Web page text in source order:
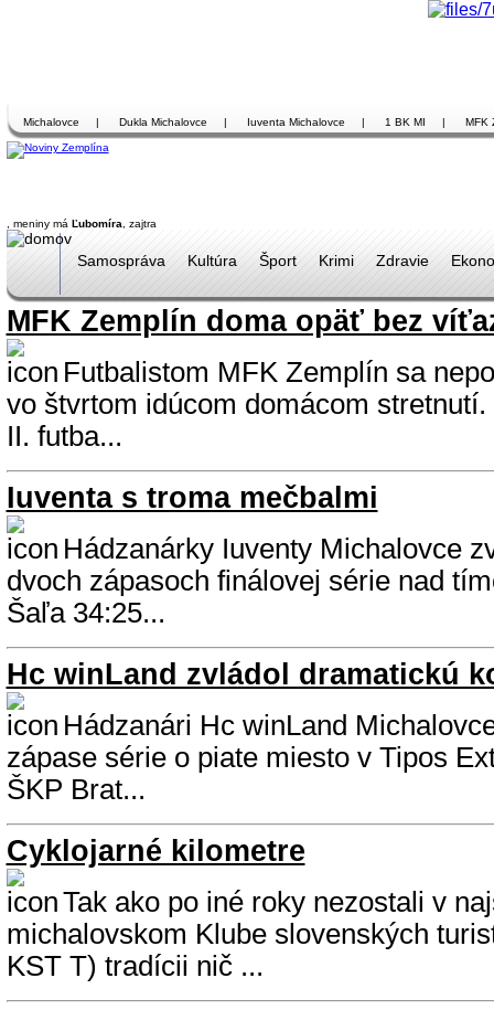
Michalovce | Dukla Michalovce | Iuventa Michalovce | 1 BK MI | MFK
, meniny má Ľubomíra , zajtra
Samospráva Kultúra Šport Krimi Zdravie
MFK Zemplín doma opäť bez
Futbalistom MFK Zemplín sa
vo štvrtom idúcom domácom
II. futba...
Iuventa s troma mečbalmi
Hádzanárky Iuventy Michalovce
dvoch zápasoch finálovej série nad
Šaľa 34:25...
Hc winLand zvládol dramatickú
Hádzanári Hc winLand
zápase série o piate miesto v Tipos
ŠKP Brat...
Cyklojarné kilometre
Tak ako po iné roky nezostali v
michalovskom Klube slovenských
KST T) tradícii nič ...